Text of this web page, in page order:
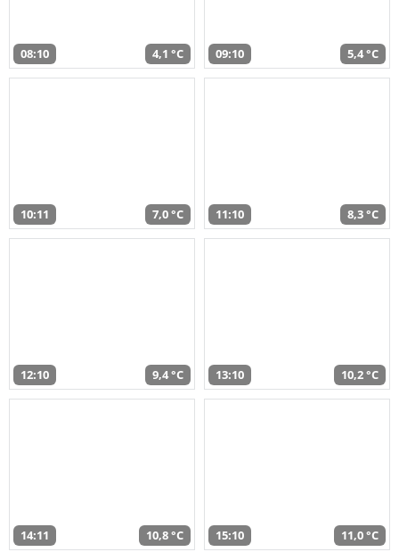
08:10 4,1 °C 09:10 5,4 °C
10:11 7,0 °C 11:10 8,3 °C
12:10 9,4 °C 13:10 10,2 °C
14:11 10,8 °C 15:10 11,0 °C